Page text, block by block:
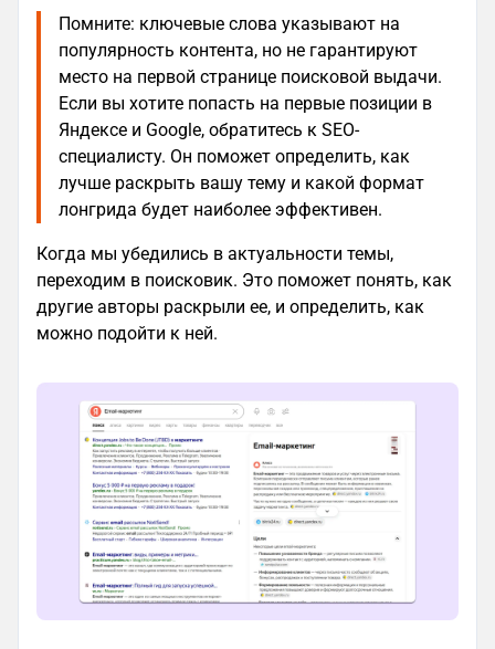
Помните: ключевые слова указывают на
популярность контента, но не гарантируют
место на первой странице поисковой выдачи.
Если вы хотите попасть на первые позиции в
Яндексе и Google, обратитесь к SEO-
специалисту. Он поможет определить, как
лучше раскрыть вашу тему и какой формат
лонгрида будет наиболее эффективен.
Когда мы убедились в актуальности темы,
переходим в поисковик. Это поможет понять, как
другие авторы раскрыли ее, и определить, как
можно подойти к ней.